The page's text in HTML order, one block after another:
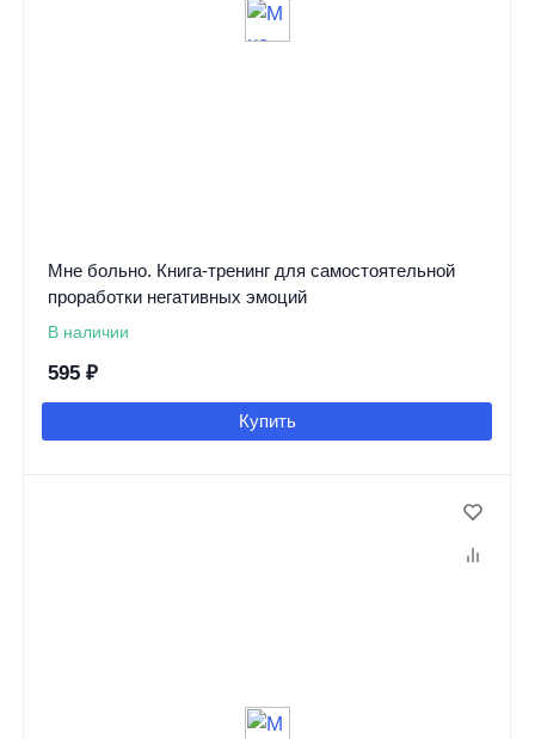
Мне больно. Книга-тренинг для самостоятельной
проработки негативных эмоций
В наличии
595 ₽
Купить